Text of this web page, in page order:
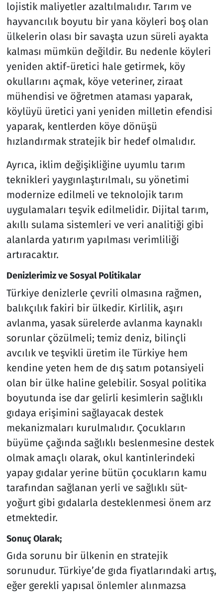
lojistik maliyetler azaltılmalıdır. Tarım ve
hayvancılık boyutu bir yana köyleri boş olan
ülkelerin olası bir savaşta uzun süreli ayakta
kalması mümkün değildir. Bu nedenle köyleri
yeniden aktif-üretici hale getirmek, köy
okullarını açmak, köye veteriner, ziraat
mühendisi ve öğretmen ataması yaparak,
köylüyü üretici yani yeniden milletin efendisi
yaparak, kentlerden köye dönüşü
hızlandırmak stratejik bir hedef olmalıdır.
Ayrıca, iklim değişikliğine uyumlu tarım
teknikleri yaygınlaştırılmalı, su yönetimi
modernize edilmeli ve teknolojik tarım
uygulamaları teşvik edilmelidir. Dijital tarım,
akıllı sulama sistemleri ve veri analitiği gibi
alanlarda yatırım yapılması verimliliği
artıracaktır.
Denizlerimiz ve Sosyal Politikalar
Türkiye denizlerle çevrili olmasına rağmen,
balıkçılık fakiri bir ülkedir. Kirlilik, aşırı
avlanma, yasak sürelerde avlanma kaynaklı
sorunlar çözülmeli; temiz deniz, bilinçli
avcılık ve teşvikli üretim ile Türkiye hem
kendine yeten hem de dış satım potansiyeli
olan bir ülke haline gelebilir. Sosyal politika
boyutunda ise dar gelirli kesimlerin sağlıklı
gıdaya erişimini sağlayacak destek
mekanizmaları kurulmalıdır. Çocukların
büyüme çağında sağlıklı beslenmesine destek
olmak amaçlı olarak, okul kantinlerindeki
yapay gıdalar yerine bütün çocukların kamu
tarafından sağlanan yerli ve sağlıklı süt-
yoğurt gibi gıdalarla desteklenmesi önem arz
etmektedir.
Sonuç Olarak;
Gıda sorunu bir ülkenin en stratejik
sorunudur. Türkiye’de gıda fiyatlarındaki artış,
eğer gerekli yapısal önlemler alınmazsa